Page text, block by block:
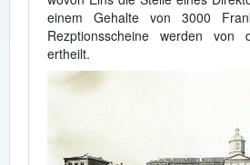
einem Gehalte von 3000
Rezptionsscheine werden von
ertheilt.